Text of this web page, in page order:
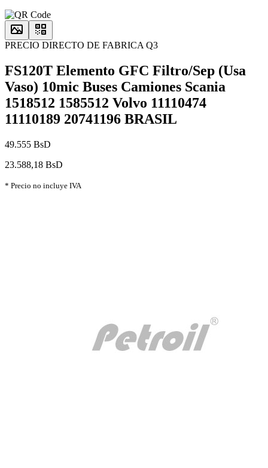
PRECIO DIRECTO DE FABRICA Q3
FS120T Elemento GFC Filtro/Sep (Usa
Vaso) 10mic Buses Camiones Scania
1518512 1585512 Volvo 11110474
11110189 20741196 BRASIL
49.555 BsD
23.588,18 BsD
* Precio no incluye IVA